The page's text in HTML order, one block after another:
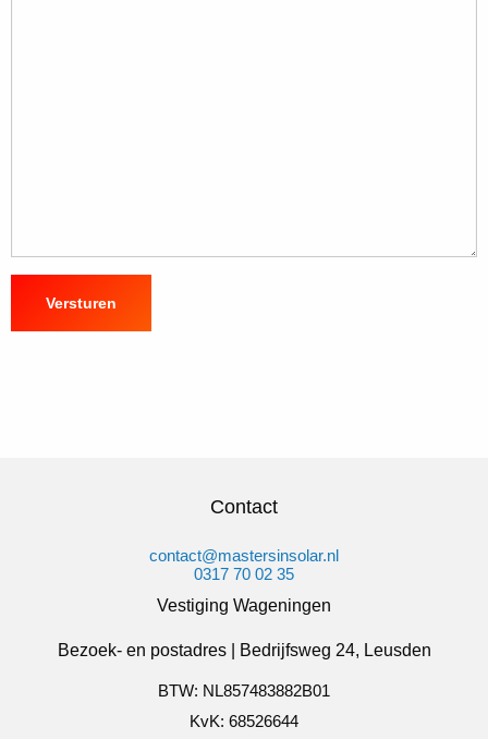
Contact
contact@mastersinsolar.nl
0317 70 02 35
Vestiging Wageningen
Bezoek- en postadres | Bedrijfsweg 24, Leusden
BTW: NL857483882B01
KvK: 68526644